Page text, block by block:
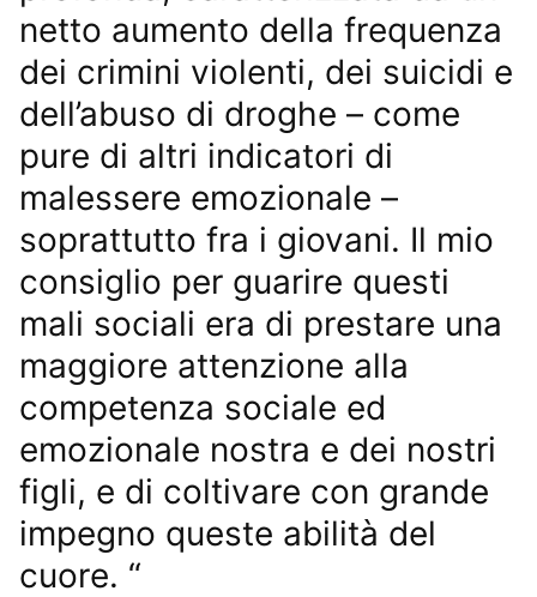
netto aumento della frequenza
dei crimini violenti, dei suicidi e
dell’abuso di droghe – come
pure di altri indicatori di
malessere emozionale –
soprattutto fra i giovani. Il mio
consiglio per guarire questi
mali sociali era di prestare una
maggiore attenzione alla
competenza sociale ed
emozionale nostra e dei nostri
figli, e di coltivare con grande
impegno queste abilità del
cuore. “